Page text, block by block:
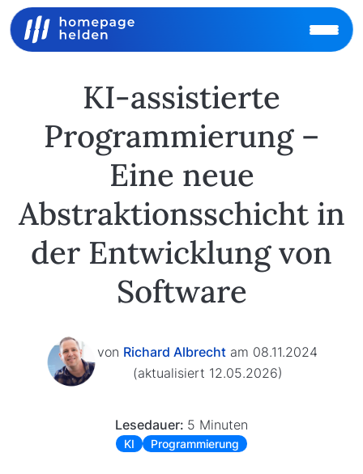
KI-assistierte
Programmierung –
Eine neue
Abstraktionsschicht in
der Entwicklung von
Software
von Richard Albrecht am 08.11.2024
(aktualisiert 12.05.2026)
Lesedauer: 5 Minuten
KI Programmierung